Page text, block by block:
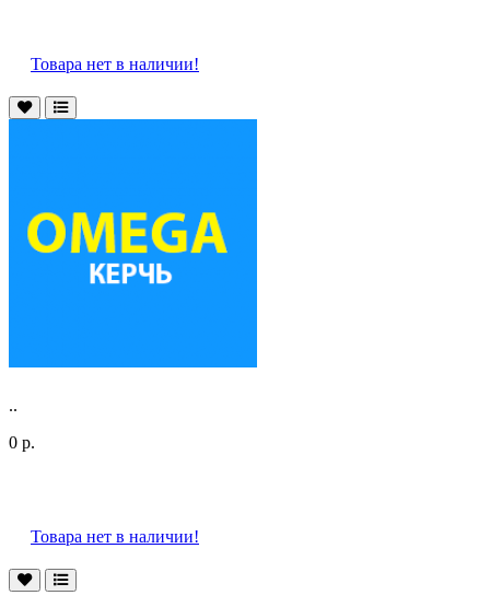
Товара нет в наличии!
..
0 р.
Товара нет в наличии!